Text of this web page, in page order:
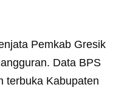
Pemkab Gresik
Data BPS
terbuka Kabupaten